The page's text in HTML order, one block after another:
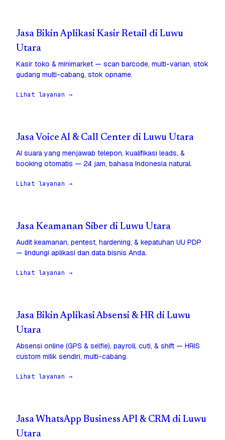
Jasa Bikin Aplikasi Kasir Retail di Luwu
Utara
Kasir toko & minimarket — scan barcode, multi-varian, stok
gudang multi-cabang, stok opname.
Lihat layanan →
Jasa Voice AI & Call Center di Luwu Utara
AI suara yang menjawab telepon, kualifikasi leads, &
booking otomatis — 24 jam, bahasa Indonesia natural.
Lihat layanan →
Jasa Keamanan Siber di Luwu Utara
Audit keamanan, pentest, hardening, & kepatuhan UU PDP
— lindungi aplikasi dan data bisnis Anda.
Lihat layanan →
Jasa Bikin Aplikasi Absensi & HR di Luwu
Utara
Absensi online (GPS & selfie), payroll, cuti, & shift — HRIS
custom milik sendiri, multi-cabang.
Lihat layanan →
Jasa WhatsApp Business API & CRM di Luwu
Utara